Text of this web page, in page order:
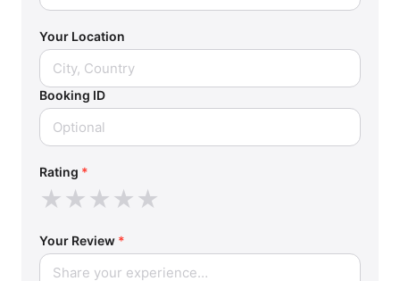
Your Location
Booking ID
Rating *
★★★★★
Your Review *